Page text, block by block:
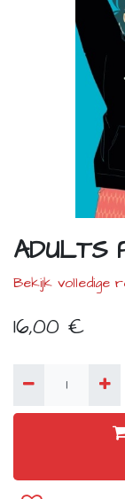
ADULTS
Bekijk volledige
16,00 €